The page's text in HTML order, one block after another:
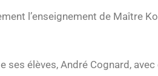
l’enseignement de Maître
ses élèves, André Cognard,